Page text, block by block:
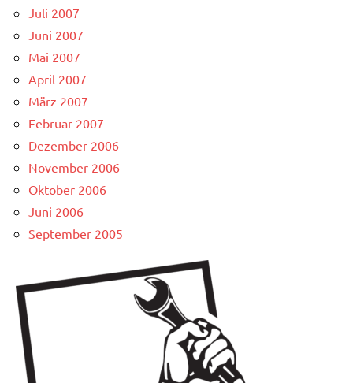
Juli 2007
Juni 2007
Mai 2007
April 2007
März 2007
Februar 2007
Dezember 2006
November 2006
Oktober 2006
Juni 2006
September 2005